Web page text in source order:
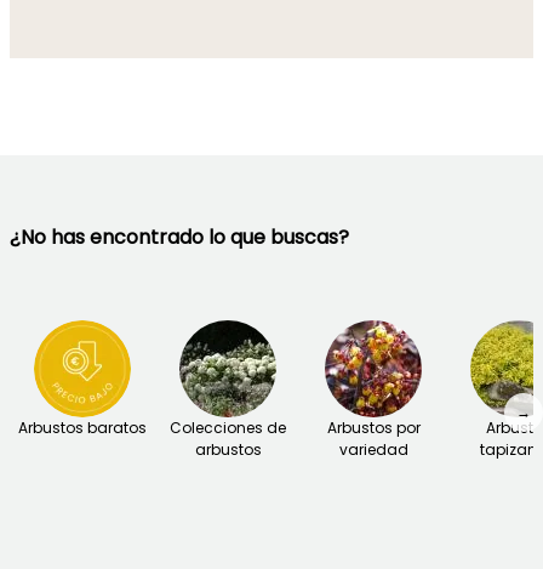
¿No has encontrado lo que buscas?
Arbustos baratos
Colecciones de
arbustos
Arbustos por
variedad
→